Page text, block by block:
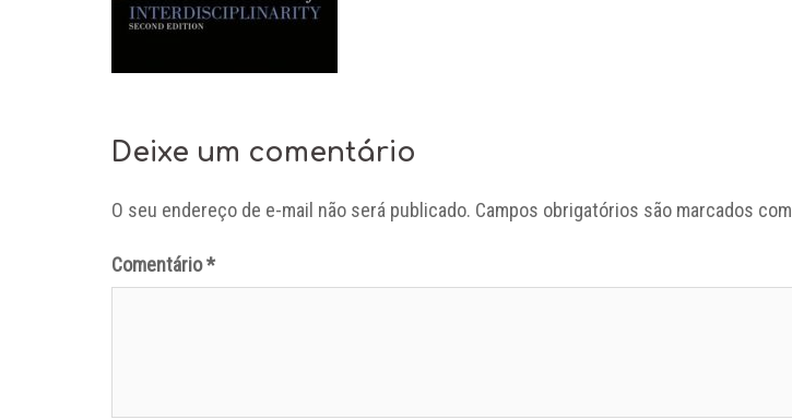
Deixe um comentário
O seu endereço de e-mail não será publicado. Campos obrigatórios são marcados com
Comentário*